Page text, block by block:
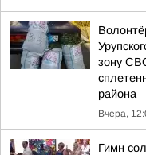
зону
района
Вчера,
Гимн